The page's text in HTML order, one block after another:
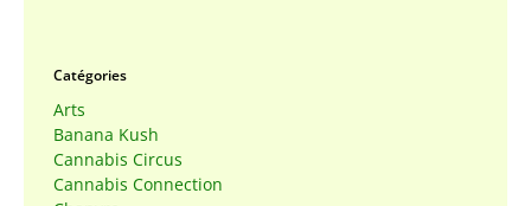
Catégories
Arts
Banana Kush
Cannabis Circus
Cannabis Connection